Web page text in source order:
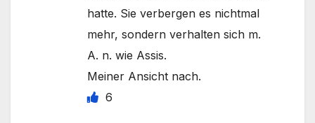
hatte. Sie verbergen es nichtmal
mehr, sondern verhalten sich m.
A. n. wie Assis.
Meiner Ansicht nach.
6